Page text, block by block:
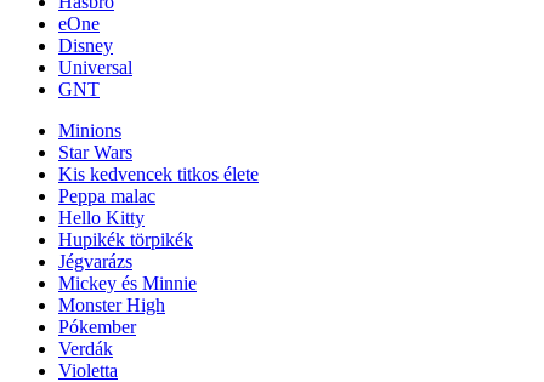
eOne
Disney
Universal
GNT
Minions
Star Wars
Kis kedvencek titkos élete
Peppa malac
Hello Kitty
Hupikék törpikék
Jégvarázs
Mickey és Minnie
Monster High
Pókember
Verdák
Violetta